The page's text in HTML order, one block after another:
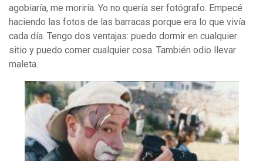
agobiaría, me moriría. Yo no quería ser fotógrafo. Empecé
haciendo las fotos de las barracas porque era lo que vivía
cada día. Tengo dos ventajas: puedo dormir en cualquier
sitio y puedo comer cualquier cosa. También odio llevar
maleta.